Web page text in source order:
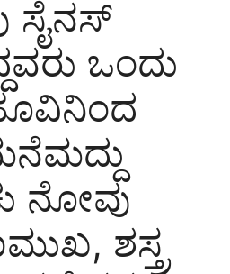
ಸೈನಸ್
ಒಂದು
ನೋವು
ಶಸ್ತ್ರ